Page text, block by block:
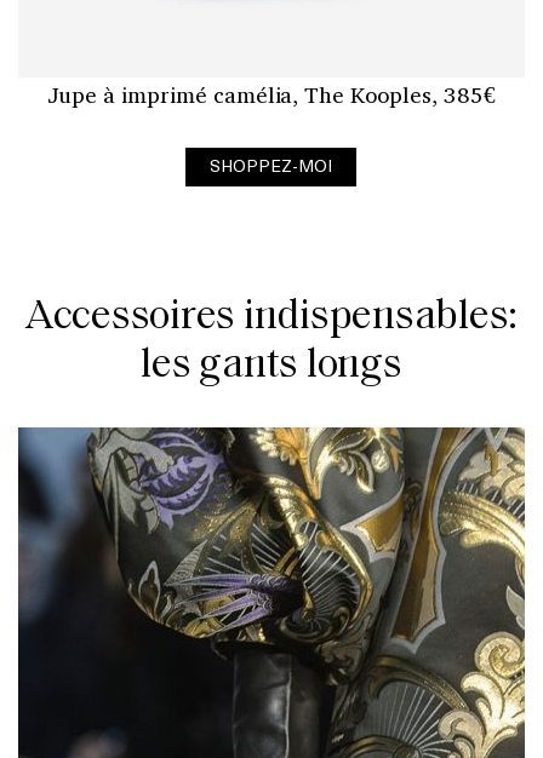
Jupe à imprimé camélia, The Kooples, 385€
SHOPPEZ-MOI
Accessoires indispensables:
les gants longs